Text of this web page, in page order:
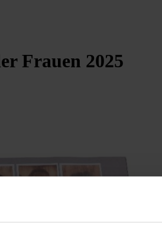
Frauen 2025